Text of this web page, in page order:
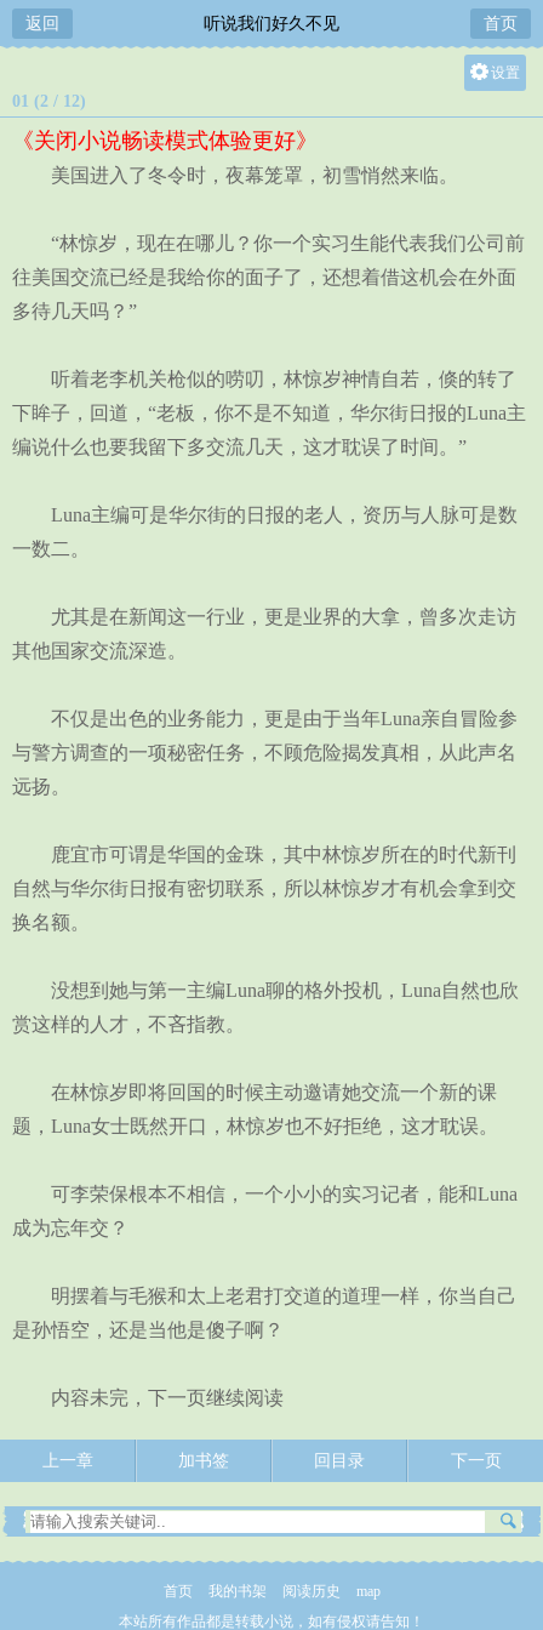
返回 听说我们好久不见 首页
设置
01 (2 / 12)
《关闭小说畅读模式体验更好》
美国进入了冬令时，夜幕笼罩，初雪悄然来临。
“林惊岁，现在在哪儿？你一个实习生能代表我们公司前
往美国交流已经是我给你的面子了，还想着借这机会在外面
多待几天吗？”
听着老李机关枪似的唠叨，林惊岁神情自若，倏的转了
下眸子，回道，“老板，你不是不知道，华尔街日报的Luna主
编说什么也要我留下多交流几天，这才耽误了时间。”
Luna主编可是华尔街的日报的老人，资历与人脉可是数
一数二。
尤其是在新闻这一行业，更是业界的大拿，曾多次走访
其他国家交流深造。
不仅是出色的业务能力，更是由于当年Luna亲自冒险参
与警方调查的一项秘密任务，不顾危险揭发真相，从此声名
远扬。
鹿宜市可谓是华国的金珠，其中林惊岁所在的时代新刊
自然与华尔街日报有密切联系，所以林惊岁才有机会拿到交
换名额。
没想到她与第一主编Luna聊的格外投机，Luna自然也欣
赏这样的人才，不吝指教。
在林惊岁即将回国的时候主动邀请她交流一个新的课
题，Luna女士既然开口，林惊岁也不好拒绝，这才耽误。
可李荣保根本不相信，一个小小的实习记者，能和Luna
成为忘年交？
明摆着与毛猴和太上老君打交道的道理一样，你当自己
是孙悟空，还是当他是傻子啊？
内容未完，下一页继续阅读
上一章 加书签 回目录 下一页
首页 我的书架 阅读历史
map
本站所有作品都是转载小说，如有侵权请告知！